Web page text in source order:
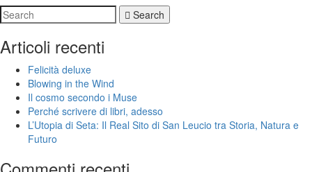
Search
Articoli recenti
Felicità deluxe
Blowing in the Wind
Il cosmo secondo i Muse
Perché scrivere di libri, adesso
L’Utopia di Seta: Il Real Sito di San Leucio tra Storia, Natura e
Futuro